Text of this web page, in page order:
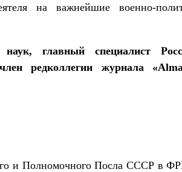
на важнейшие военно-
главный специалист
член редколлегии журнала «Alma
и Полномочного Посла СССР в